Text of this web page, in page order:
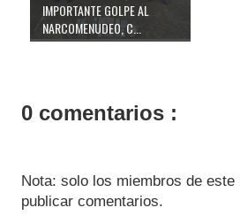
IMPORTANTE GOLPE AL
NARCOMENUDEO, C...
0 comentarios :
Nota: solo los miembros de este
publicar comentarios.